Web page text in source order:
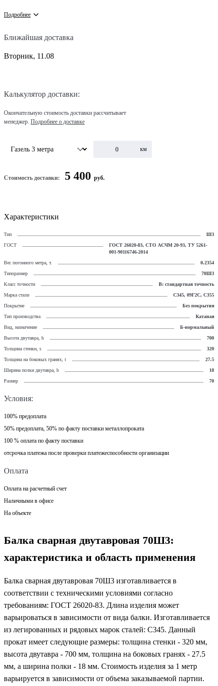
Подробнее
Ближайшая доставка
Вторник, 11.08
Калькулятор доставки:
Окончательную стоимость доставки рассчитывает
менеджер. Подробнее о доставке
км
Стоимость доставки: 5 400 руб.
Характеристики
Тип
Ш3
ГОСТ
ГОСТ 26020-83, СТО АСЧМ 20-93, ТУ 5261-
001-90116746-2014
Вес погонного метра, т.
0.2354
Типоразмер
70Ш3
Класс точности
В: стандартная точность
Марка стали
С345, 09Г2С, С355
Покрытие
Без покрытия
Тип производства
Катаная
Вид, назначение
Б-нормальный
Высота двутавра, h
700
Толщина стенки, s
320
Толщина на боковых гранях, t
27.5
Ширина полки двутавра, b
18
Размер
70
Условия:
100% предоплата
50% предоплата, 50% по факту поставки металлопроката
100 % оплата по факту поставки
отсрочка платежа после проверки платежеспособности организации
Оплата
Оплата на расчетный счет
Наличными в офисе
На объекте
Балка сварная двутавровая 70Ш3:
характеристика и область применения
Балка сварная двутавровая 70Ш3 изготавливается в
соответствии с техническими условиями согласно
требованиям: ГОСТ 26020-83. Длина изделия может
варьироваться в зависимости от вида балки. Изготавливается
из легированных и рядовых марок сталей: С345. Данный
прокат имеет следующие размеры: толщина стенки - 320 мм,
высота двутавра - 700 мм, толщина на боковых гранях - 27.5
мм, а ширина полки - 18 мм. Стоимость изделия за 1 метр
варьируется в зависимости от объема заказываемой партии.